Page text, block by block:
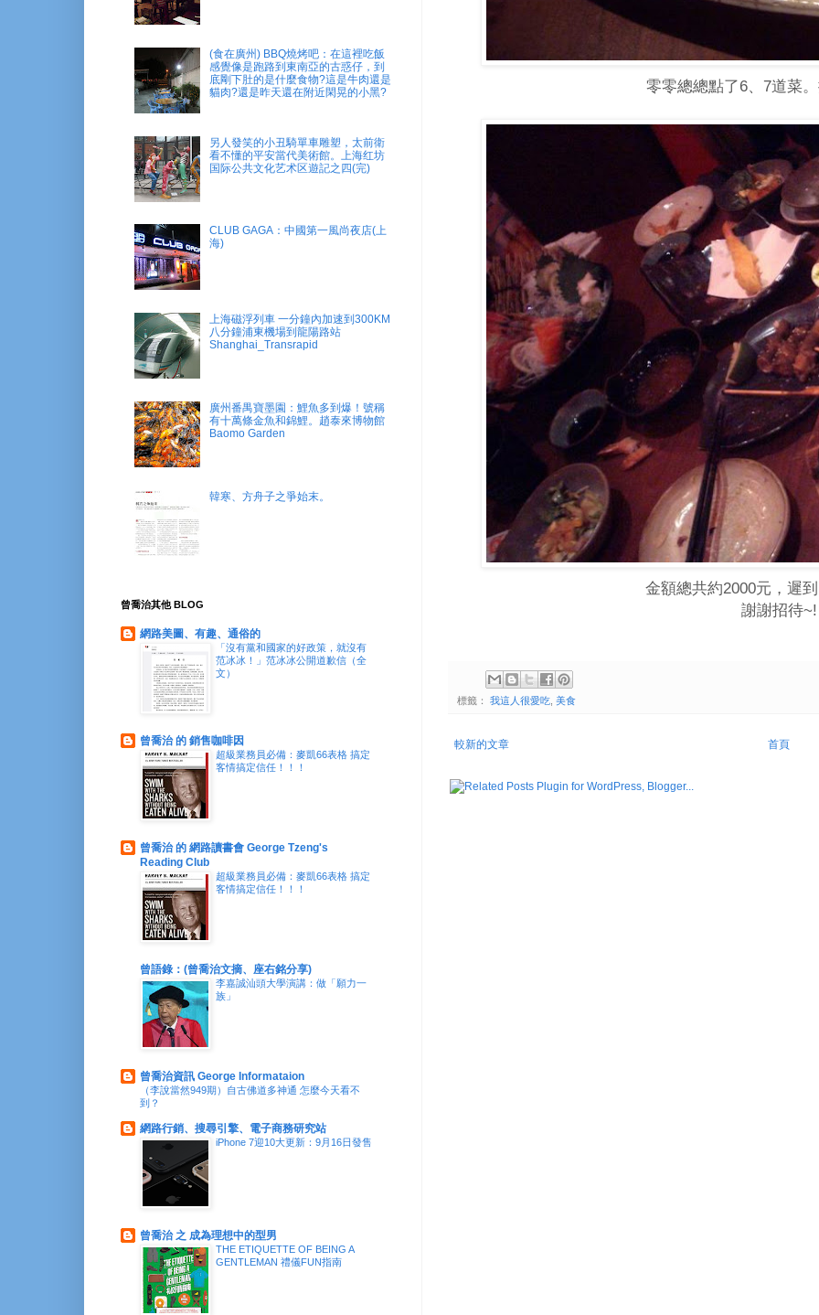
零零總總點了6、7道菜。
金額總共約2000元，遲到
謝謝招待~!
標籤： 我這人很愛吃, 美食
較新的文章 首頁
(食在廣州) BBQ燒烤吧：在這裡吃飯
感覺像是跑路到東南亞的古惑仔，到
底剛下肚的是什麼食物?這是牛肉還是
貓肉?還是昨天還在附近閑晃的小黑?
另人發笑的小丑騎單車雕塑，太前衛
看不懂的平安當代美術館。上海红坊
国际公共文化艺术区遊記之四(完)
CLUB GAGA：中國第一風尚夜店(上
海)
上海磁浮列車 一分鐘內加速到300KM
八分鐘浦東機場到龍陽路站
Shanghai_Transrapid
廣州番禺寶墨園：鯉魚多到爆！號稱
有十萬條金魚和錦鯉。趙泰來博物館
Baomo Garden
韓寒、方舟子之爭始末。
曾喬治其他 BLOG
網路美圖、有趣、通俗的
「沒有黨和國家的好政策，就沒有
范冰冰！」范冰冰公開道歉信（全
文）
曾喬治 的 銷售咖啡因
超級業務員必備：麥凱66表格 搞定
客情搞定信任！！！
曾喬治 的 網路讀書會 George Tzeng's
Reading Club
超級業務員必備：麥凱66表格 搞定
客情搞定信任！！！
曾語錄：(曾喬治文摘、座右銘分享)
李嘉誠汕頭大學演講：做「願力一
族」
曾喬治資訊 George Informataion
（李說當然949期）自古佛道多神通 怎麼今天看不
到？
網路行銷、搜尋引擎、電子商務研究站
iPhone 7迎10大更新：9月16日發售
曾喬治 之 成為理想中的型男
THE ETIQUETTE OF BEING A
GENTLEMAN 禮儀FUN指南